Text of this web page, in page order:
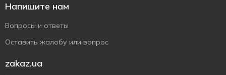
Напишите нам
Вопросы и ответы
Оставить жалобу или вопрос
zakaz.ua